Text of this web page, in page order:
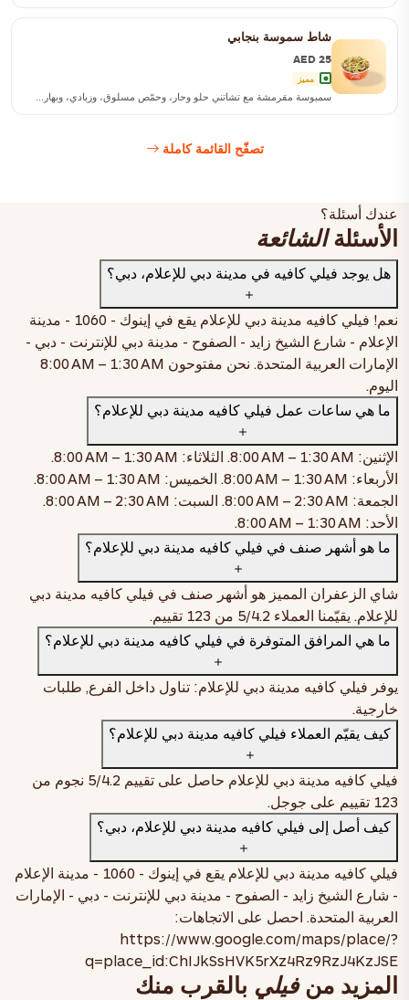
كرك بالزعفران مثلج
صغيرAED 21 وسطAED 24
خبز، ودجاج مقرمش، وصوص فيل بانز المميّز
اطلب الآن
شاي فيلي بالزعفران الفاخر — شاي الزعفران المميّز
صغير وسطAED 14 كبير
اطلب الآن
شاط سموسة بنجابي
AED 25
مميز
سمبوسة مقرمشة مع تشاتني حلو وحار، وحمّص مسلوق، وزبادي، وبهار...
سمبوسة مقرمشة مع تشاتني حلو وحار، وحمّص مسلوق، وزبادي، وبهارات
اطلب الآن
تصفّح القائمة كاملة
عندك أسئلة؟
الأسئلةالشائعة
هل يوجد فيلي كافيه في مدينة دبي للإعلام، دبي؟
نعم! فيلي كافيه مدينة دبي للإعلام يقع في
إينوك - 1060 - مدينة
الإعلام - شارع الشيخ زايد - الصفوح - مدينة دبي للإنترنت - دبي -
الإمارات العربية المتحدة. نحن مفتوحون 8:00 AM – 1:30 AM
اليوم.
ما هي ساعات عمل فيلي كافيه مدينة دبي للإعلام؟
الإثنين: 8:00 AM – 1:30 AM. الثلاثاء: 8:00 AM – 1:30 AM
.
الأربعاء: 8:00 AM – 1:30 AM. الخميس: 8:00 AM – 1:30 AM
.
الجمعة: 8:00 AM – 2:30 AM. السبت: 8:00 AM – 2:30 AM
.
الأحد: 8:00 AM – 1:30 AM
.
ما هو أشهر صنف في فيلي كافيه مدينة دبي للإعلام؟
شاي الزعفران المميز هو أشهر صنف في فيلي كافيه مدينة دبي
للإعلام. يقيّمنا العملاء 4.2/5 من 123 تقييم.
ما هي المرافق المتوفرة في فيلي كافيه مدينة دبي للإعلام؟
يوفر فيلي كافيه مدينة دبي للإعلام: تناول داخل الفرع, طلبات
خارجية.
كيف يقيّم العملاء فيلي كافيه مدينة دبي للإعلام؟
فيلي كافيه مدينة دبي للإعلام حاصل على تقييم 4.2/5 نجوم من
123 تقييم على جوجل.
كيف أصل إلى فيلي كافيه مدينة دبي للإعلام، دبي؟
فيلي كافيه مدينة دبي للإعلام يقع في
إينوك - 1060 - مدينة الإعلام
- شارع الشيخ زايد - الصفوح - مدينة دبي للإنترنت - دبي - الإمارات
العربية المتحدة. احصل على الاتجاهات:
https://www.google.com/maps/place/?
q=place_id:ChIJkSsHVK5rXz4Rz9RzJ4KzJSE
المزيد منفيلي بالقرب منك